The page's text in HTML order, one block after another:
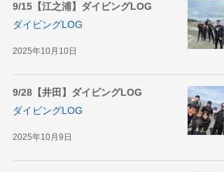
9/15【江之浦】ダイビングLOG
ダイビングLOG
2025年10月10日
9/28【井田】ダイビングLOG
ダイビングLOG
2025年10月9日